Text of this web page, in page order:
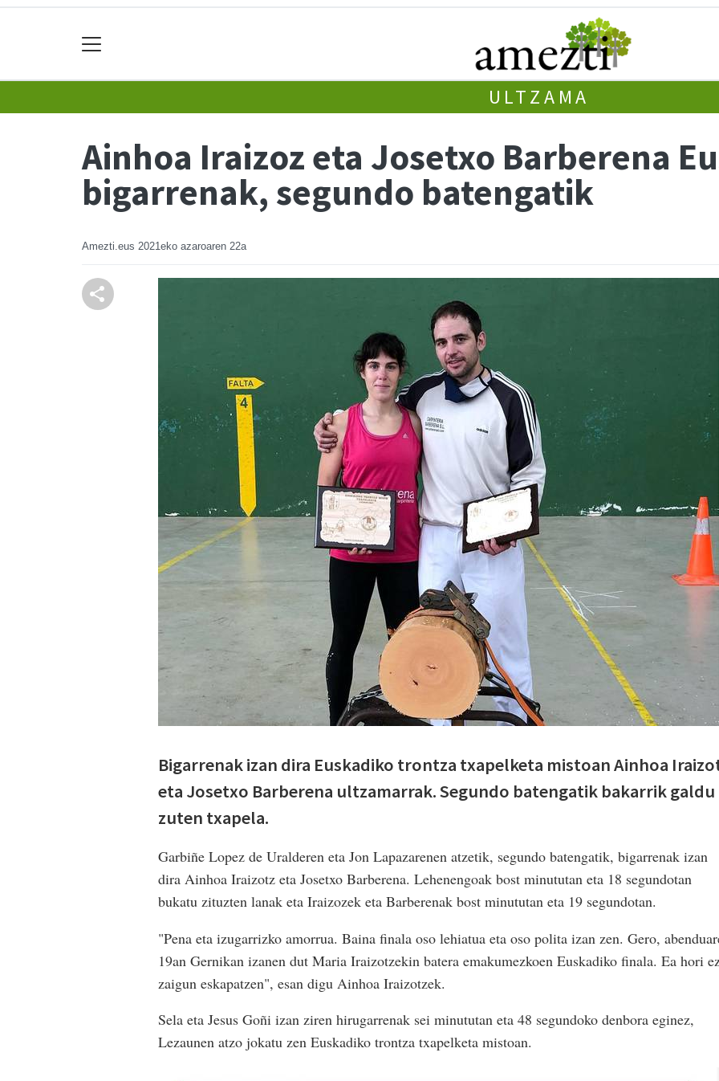
ULTZAMA
Ainhoa Iraizoz eta Josetxo Barberena
bigarrenak, segundo batengatik
Amezti.eus 2021eko azaroaren 22a
Bigarrenak izan dira Euskadiko trontza txapelketa mistoan Ainhoa
eta Josetxo Barberena ultzamarrak. Segundo batengatik bakarrik galdu
zuten txapela.
Garbiñe Lopez de Uralderen eta Jon Lapazarenen atzetik, segundo batengatik, bigarrenak izan
dira Ainhoa Iraizotz eta Josetxo Barberena. Lehenengoak bost minututan eta 18 segundotan
bukatu zituzten lanak eta Iraizozek eta Barberenak bost minututan eta 19 segundotan.
"Pena eta izugarrizko amorrua. Baina finala oso lehiatua eta oso polita izan zen. Gero,
19an Gernikan izanen dut Maria Iraizotzekin batera emakumezkoen Euskadiko finala. Ea hori
zaigun eskapatzen", esan digu Ainhoa Iraizotzek.
Sela eta Jesus Goñi izan ziren hirugarrenak sei minututan eta 48 segundoko denbora eginez,
Lezaunen atzo jokatu zen Euskadiko trontza txapelketa mistoan.